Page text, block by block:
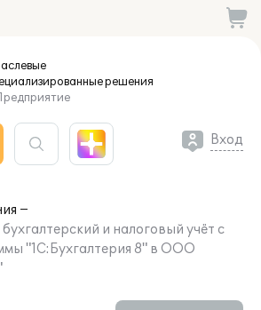
решения
Вход
и налоговый учёт с
"1С:Бухгалтерия 8" в ООО